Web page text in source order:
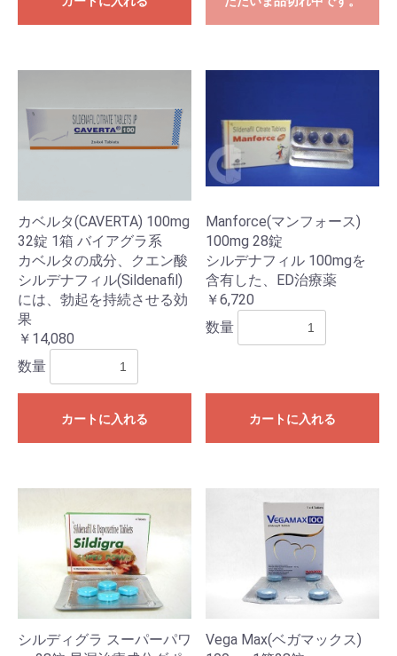
カベルタ(CAVERTA) 100mg
32錠 1箱 バイアグラ系
カベルタの成分、クエン酸
シルデナフィル(Sildenafil)
には、勃起を持続させる効
果
￥14,080
数量
カートに入れる
Manforce(マンフォース)
100mg 28錠
シルデナフィル 100mgを
含有した、ED治療薬
￥6,720
数量
カートに入れる
シルディグラ スーパーパワ
Vega Max(ベガマックス)
お買い物を続ける カートへ進む